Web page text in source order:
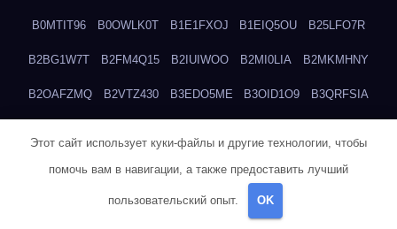
B0MTIT96 B0OWLK0T B1E1FXOJ B1EIQ5OU B25LFO7R
B2BG1W7T B2FM4Q15 B2IUIWOO B2MI0LIA B2MKMHNY
B2OAFZMQ B2VTZ430 B3EDO5ME B3OID1O9 B3QRFSIA
B83LODZ5
B87UJWGN B8FJD3QY B91DTZMF
Этот сайт использует куки-файлы и другие технологии, чтобы
помочь вам в навигации, а также предоставить лучший
пользовательский опыт. OK